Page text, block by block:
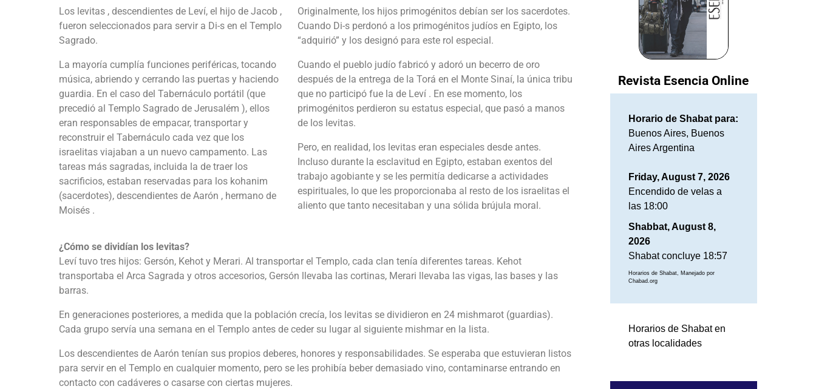
Los levitas , descendientes de Leví, el hijo de Jacob ,
fueron seleccionados para servir a Di-s en el Templo
Sagrado.
La mayoría cumplía funciones periféricas, tocando
música, abriendo y cerrando las puertas y haciendo
guardia. En el caso del Tabernáculo portátil (que
precedió al Templo Sagrado de Jerusalém ), ellos
eran responsables de empacar, transportar y
reconstruir el Tabernáculo cada vez que los
israelitas viajaban a un nuevo campamento. Las
tareas más sagradas, incluida la de traer los
sacrificios, estaban reservadas para los kohanim
(sacerdotes), descendientes de Aarón , hermano de
Moisés .
Originalmente, los hijos primogénitos debían ser los sacerdotes.
Cuando Di-s perdonó a los primogénitos judíos en Egipto, los
“adquirió” y los designó para este rol especial.
Cuando el pueblo judío fabricó y adoró un becerro de oro
después de la entrega de la Torá en el Monte Sinaí, la única tribu
que no participó fue la de Leví . En ese momento, los
primogénitos perdieron su estatus especial, que pasó a manos
de los levitas.
Pero, en realidad, los levitas eran especiales desde antes.
Incluso durante la esclavitud en Egipto, estaban exentos del
trabajo agobiante y se les permitía dedicarse a actividades
espirituales, lo que les proporcionaba al resto de los israelitas el
aliento que tanto necesitaban y una sólida brújula moral.
¿Cómo se dividían los levitas?
Leví tuvo tres hijos: Gersón, Kehot y Merari. Al transportar el Templo, cada clan tenía diferentes tareas. Kehot
transportaba el Arca Sagrada y otros accesorios, Gersón llevaba las cortinas, Merari llevaba las vigas, las bases y las
barras.
En generaciones posteriores, a medida que la población crecía, los levitas se dividieron en 24 mishmarot (guardias).
Cada grupo servía una semana en el Templo antes de ceder su lugar al siguiente mishmar en la lista.
Los descendientes de Aarón tenían sus propios deberes, honores y responsabilidades. Se esperaba que estuvieran listos
para servir en el Templo en cualquier momento, pero se les prohibía beber demasiado vino, contaminarse entrando en
contacto con cadáveres o casarse con ciertas mujeres.
Revista Esencia Online
Horario de Shabat para:
Buenos Aires, Buenos
Aires Argentina
Friday, August 7, 2026
Encendido de velas a
las 18:00
Shabbat, August 8,
2026
Shabat concluye 18:57
Horarios de Shabat, Manejado por
Chabad.org
Horarios de Shabat en
otras localidades